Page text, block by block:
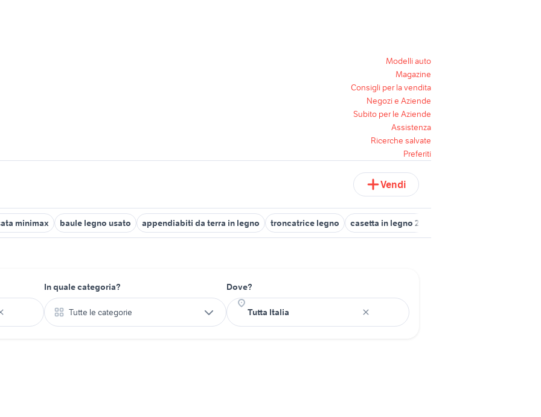
Modelli auto
Magazine
Consigli per la vendita
Negozi e Aziende
Subito per le Aziende
Assistenza
Ricerche salvate
Preferiti
Vendi
minimax baule legno usato appendiabiti da terra in legno troncatrice legno casetta in legno 20 mq
In quale categoria?
Tutte le categorie
Dove?